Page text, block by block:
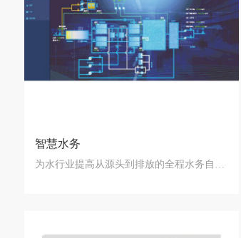
智慧水务
为水行业提高从源头到排放的全程水务自动化信…